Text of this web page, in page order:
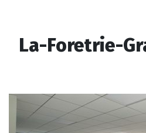
La-Foretrie-